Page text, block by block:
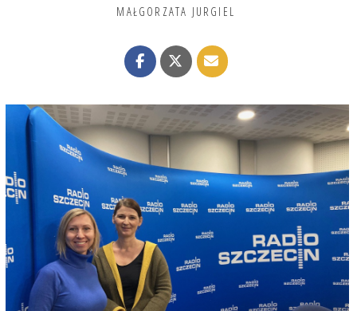
MAŁGORZATA JURGIEL